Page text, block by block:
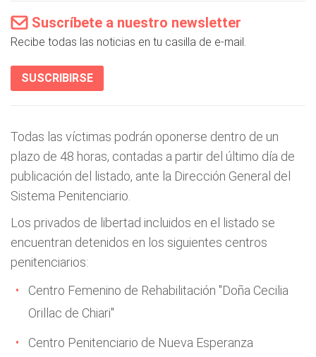
Suscríbete a nuestro newsletter
Recibe todas las noticias en tu casilla de e-mail.
SUSCRIBIRSE
Todas las víctimas podrán oponerse dentro de un
plazo de 48 horas, contadas a partir del último día de
publicación del listado, ante la Dirección General del
Sistema Penitenciario.
Los privados de libertad incluidos en el listado se
encuentran detenidos en los siguientes centros
penitenciarios:
Centro Femenino de Rehabilitación "Doña Cecilia
Orillac de Chiari"
Centro Penitenciario de Nueva Esperanza